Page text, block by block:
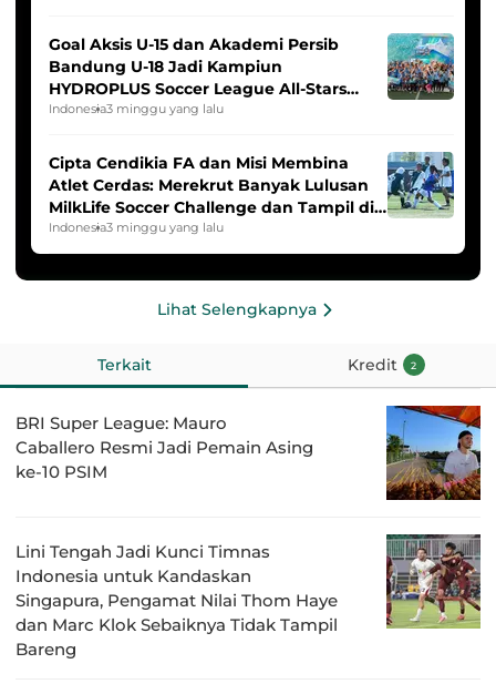
Goal Aksis U-15 dan Akademi Persib
Bandung U-18 Jadi Kampiun
HYDROPLUS Soccer League All-Stars
2025/2026
Indonesia3 minggu yang lalu
Cipta Cendikia FA dan Misi Membina
Atlet Cerdas: Merekrut Banyak Lulusan
MilkLife Soccer Challenge dan Tampil di
HYDROPLUS Soccer League
Indonesia3 minggu yang lalu
Lihat Selengkapnya
Terkait Kredit 2
BRI Super League: Mauro
Caballero Resmi Jadi Pemain Asing
ke-10 PSIM
Lini Tengah Jadi Kunci Timnas
Indonesia untuk Kandaskan
Singapura, Pengamat Nilai Thom Haye
dan Marc Klok Sebaiknya Tidak Tampil
Bareng